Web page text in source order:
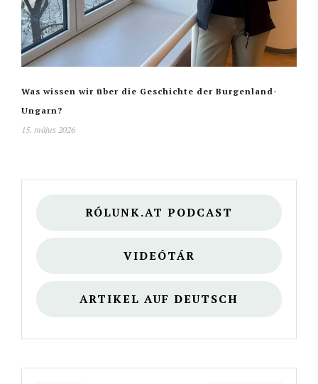
Was wissen wir über die Geschichte der Burgenland-
Ungarn?
15. május 2026
RÓLUNK.AT PODCAST
VIDEÓTÁR
ARTIKEL AUF DEUTSCH